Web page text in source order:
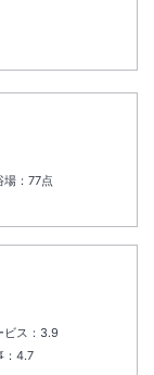
・ガーデンヴィラ
びとなりました。
頂戴いたしませ
場：77点
ス： 3.9
：4.7